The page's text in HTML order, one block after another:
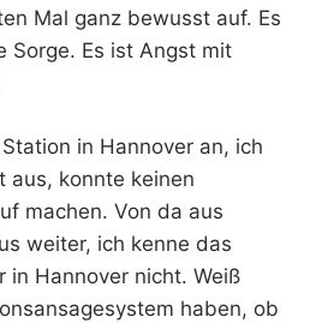
Mal ganz bewusst auf. Es
Sorge. Es ist Angst mit
in Hannover an, ich
aus, konnte keinen
machen. Von da aus
weiter, ich kenne das
in Hannover nicht. Weiß
haben, ob